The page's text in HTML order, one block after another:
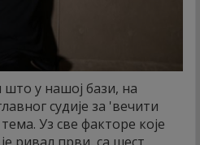
у нашој бази, на
судије за 'вечити
Уз све факторе које